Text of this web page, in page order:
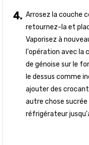
Arrosez la couche
retournez-la et
Vaporisez à
l'opération avec la
de génoise sur le
le dessus comme
ajouter des
autre chose sucrée
réfrigérateur